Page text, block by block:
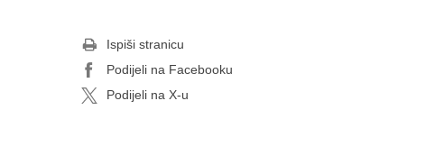
Ispiši stranicu
Podijeli na Facebooku
Podijeli na X-u